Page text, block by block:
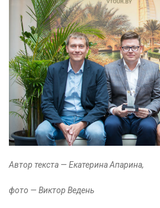
Автор текста — Екатерина Апарина,
фото — Виктор Ведень